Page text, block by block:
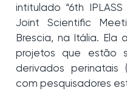
intitulado “6th
Joint Scientific
Brescia, na Itália. Ela
projetos que estão
derivados perinatais
com pesquisadores